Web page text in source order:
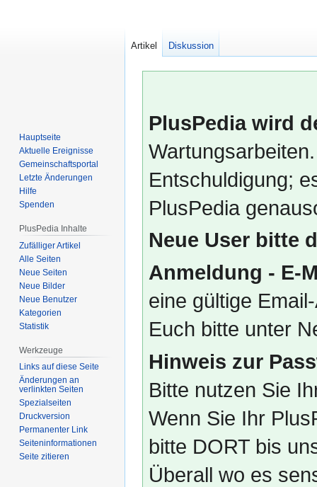
PlusPedia wird
Entschuldigung;
PlusPedia
Neue User bitte
Anmeldung - E-
eine gültige
Euch bitte unter
Hinweis zur
Bitte nutzen Sie
Wenn Sie Ihr
bitte DORT bis
Überall wo es
Artikel Diskussion
Hauptseite
Aktuelle Ereignisse
Gemeinschafts­portal
Letzte Änderungen
Hilfe
Spenden
PlusPedia Inhalte
Zufälliger Artikel
Alle Seiten
Neue Seiten
Neue Bilder
Neue Benutzer
Kategorien
Statistik
Werkzeuge
Links auf diese Seite
Änderungen an
verlinkten Seiten
Spezialseiten
Druckversion
Permanenter Link
Seiten­­informationen
Seite zitieren